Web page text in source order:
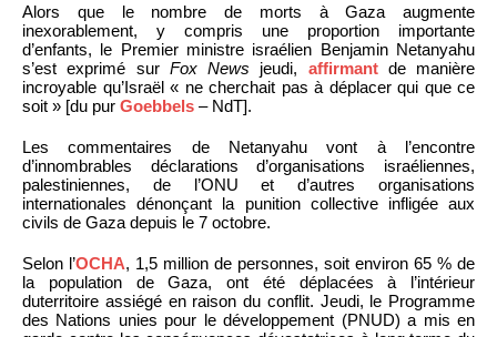
Alors que le nombre de morts à Gaza augmente
inexorablement, y compris une proportion importante
d’enfants, le Premier ministre israélien Benjamin Netanyahu
s’est exprimé sur Fox News jeudi, affirmantde manière
incroyable qu’Israël « ne cherchait pas à déplacer qui que ce
soit » [du pur Goebbels – NdT].
Les commentaires de Netanyahu vont à l’encontre
d’innombrables déclarations d’organisations israéliennes,
palestiniennes, de l’ONU et d’autres organisations
internationales dénonçant la punition collective infligée aux
civils de Gaza depuis le 7 octobre.
Selon l’OCHA, 1,5 million de personnes, soit environ 65 % de
la population de Gaza, ont été déplacées à l’intérieur
duterritoire assiégé en raison du conflit. Jeudi, le Programme
des Nations unies pour le développement (PNUD) a mis en